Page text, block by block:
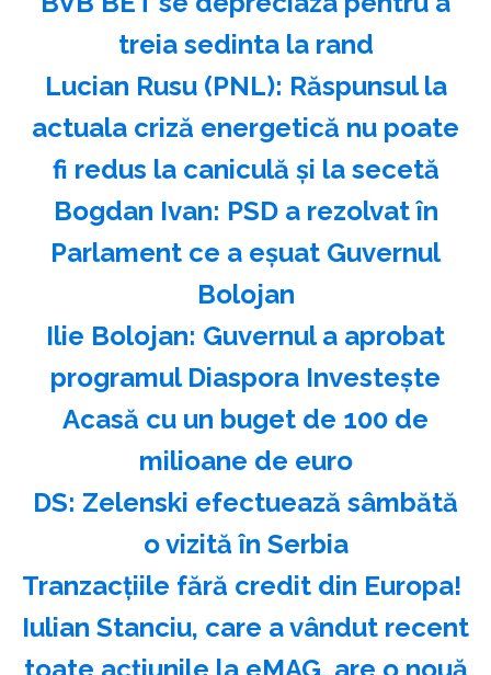
treia sedinta la rand
Lucian Rusu (PNL): Răspunsul la
actuala criză energetică nu poate
fi redus la caniculă şi la secetă
Bogdan Ivan: PSD a rezolvat în
Parlament ce a eşuat Guvernul
Bolojan
Ilie Bolojan: Guvernul a aprobat
programul Diaspora Investeşte
Acasă cu un buget de 100 de
milioane de euro
DS: Zelenski efectuează sâmbătă
o vizită în Serbia
Tranzacțiile fără credit din Europa!
Iulian Stanciu, care a vândut recent